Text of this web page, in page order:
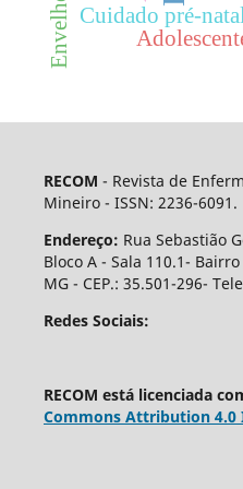
Cuidado pré-
RECOM - Revista de
Mineiro - ISSN: 2236-6091.
Endereço: Rua Sebastião
Bloco A - Sala 110.1-
MG - CEP.: 35.501-296-
Redes Sociais:
RECOM está licenciada
Commons Attribution 4.0